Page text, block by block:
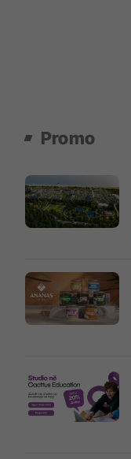
Promo